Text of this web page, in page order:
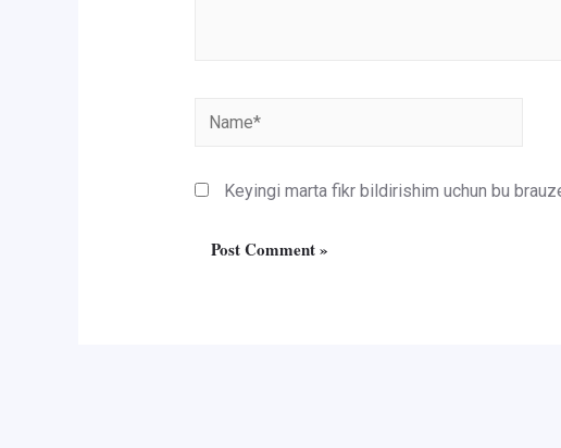
Name*
Keyingi marta fikr bildirishim uchun bu